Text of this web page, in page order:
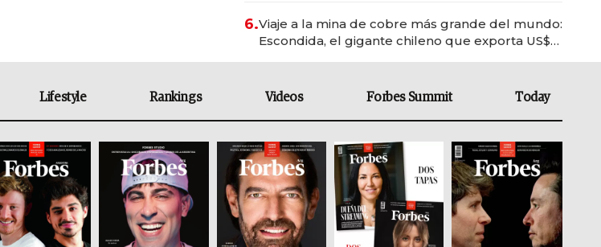
6.Viaje a la mina de cobre más grande del mundo:
Escondida, el gigante chileno que exporta US$
Lifestyle Rankings Videos Forbes Summit Today